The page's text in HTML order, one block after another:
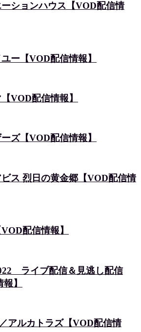
ションハウス【VOD配信情
ー【VOD配信情報】
VOD配信情報】
ズ【VOD配信情報】
ス 烈日の黄金郷【VOD配信情
配信情報】
ライブ配信＆見逃し配信
】
アルカトラズ【VOD配信情